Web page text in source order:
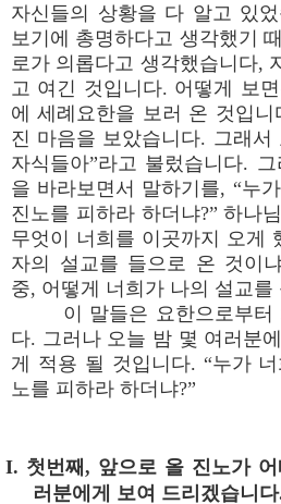
자신들의 상황을 다 알고 있
보기에 총명하다고 생각했기
로가 의롭다고 생각했습니다,
고 여긴 것입니다. 어떻게 보
에 세례요한을 보러 온 것입니
진 마음을 보았습니다. 그래서
자식들아”라고 불렀습니다.
을 바라보면서 말하기를, “누
진노를 피하라 하더냐?” 하나
무엇이 너희를 이곳까지 오게
자의 설교를 들으로 온 것이
중, 어떻게 너희가 나의 설교를
이 말들은 요한으로부터
다. 그러나 오늘 밤 몇 여러분
게 적용 될 것입니다. “누가
노를 피하라 하더냐?”
I. 첫번째, 앞으로 올 진노가
러분에게 보여 드리겠습니